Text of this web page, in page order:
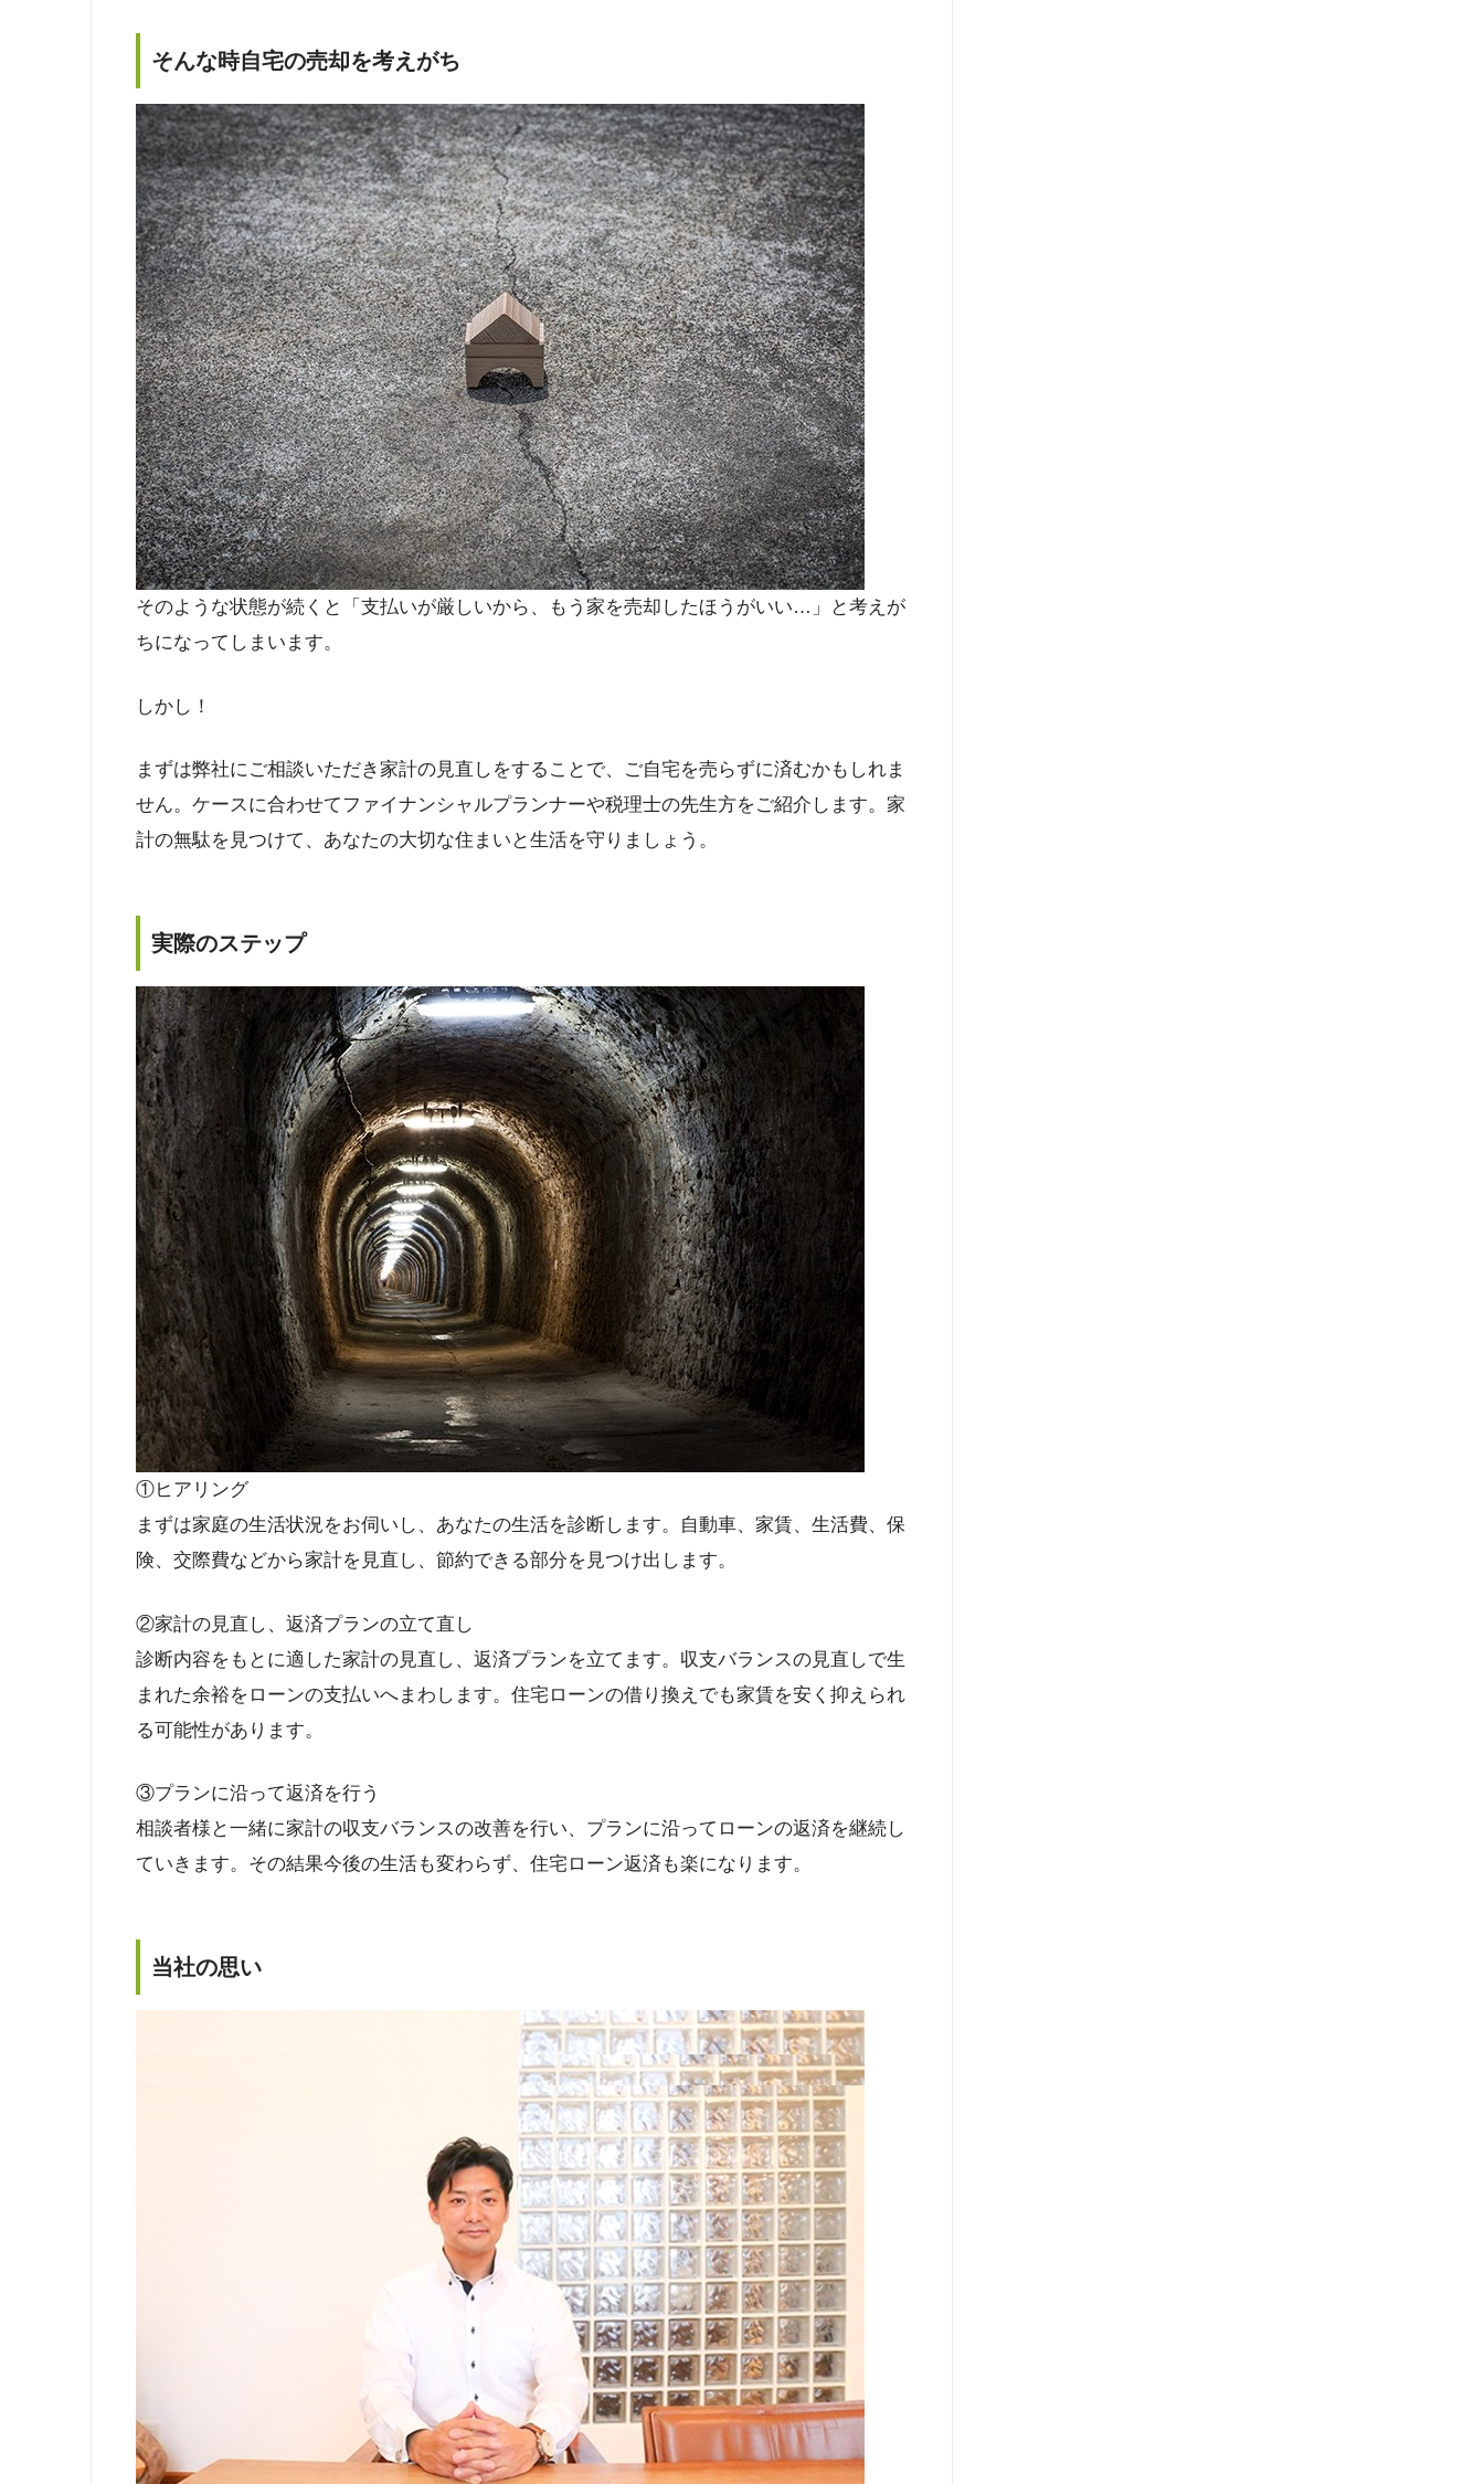
そんな時自宅の売却を考えがち
そのような状態が続くと「支払いが厳しいから、もう家を売却したほうがいい…」と考えが
ちになってしまいます。
しかし！
まずは弊社にご相談いただき家計の見直しをすることで、ご自宅を売らずに済むかもしれま
せん。ケースに合わせてファイナンシャルプランナーや税理士の先生方をご紹介します。家
計の無駄を見つけて、あなたの大切な住まいと生活を守りましょう。
実際のステップ
①ヒアリング
まずは家庭の生活状況をお伺いし、あなたの生活を診断します。自動車、家賃、生活費、保
険、交際費などから家計を見直し、節約できる部分を見つけ出します。
②家計の見直し、返済プランの立て直し
診断内容をもとに適した家計の見直し、返済プランを立てます。収支バランスの見直しで生
まれた余裕をローンの支払いへまわします。住宅ローンの借り換えでも家賃を安く抑えられ
る可能性があります。
③プランに沿って返済を行う
相談者様と一緒に家計の収支バランスの改善を行い、プランに沿ってローンの返済を継続し
ていきます。その結果今後の生活も変わらず、住宅ローン返済も楽になります。
当社の思い